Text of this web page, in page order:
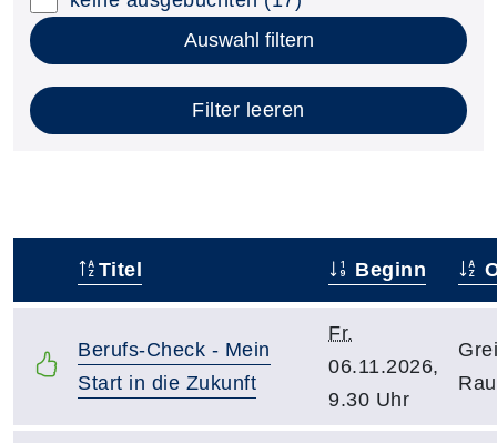
Auswahl filtern
Filter leeren
Titel Beginn
Berufs-Check - Mein
Start in die Zukunft
Fr.
06.11.2026,
9.30 Uhr